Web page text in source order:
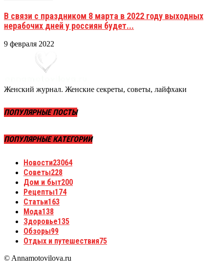
В связи с праздником 8 марта в 2022 году выходных
нерабочих дней у россиян будет...
9 февраля 2022
Женский журнал. Женские секреты, советы, лайфхаки
ПОПУЛЯРНЫЕ ПОСТЫ
ПОПУЛЯРНЫЕ КАТЕГОРИИ
Новости23064
Советы228
Дом и быт200
Рецепты174
Статьи163
Мода138
Здоровье135
Обзоры99
Отдых и путешествия75
© Annamotovilova.ru